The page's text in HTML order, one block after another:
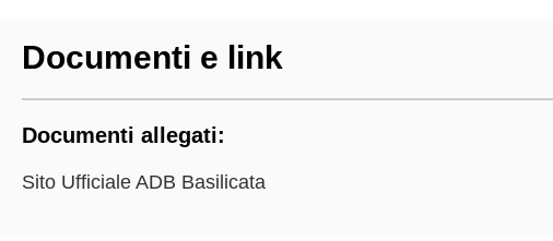
Documenti e link
Documenti allegati:
Sito Ufficiale ADB Basilicata